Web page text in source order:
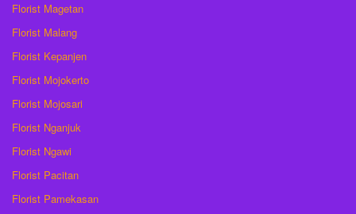
Florist Magetan
Florist Malang
Florist Kepanjen
Florist Mojokerto
Florist Mojosari
Florist Nganjuk
Florist Ngawi
Florist Pacitan
Florist Pamekasan